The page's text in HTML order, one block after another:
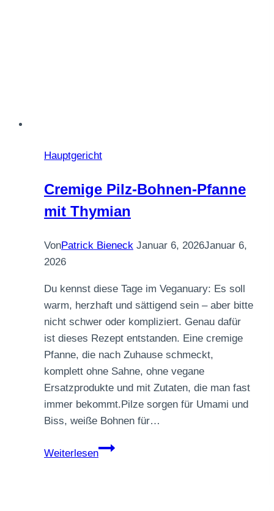
Hauptgericht
Cremige Pilz-Bohnen-Pfanne
mit Thymian
VonPatrick Bieneck Januar 6, 2026Januar 6,
2026
Du kennst diese Tage im Veganuary: Es soll
warm, herzhaft und sättigend sein – aber bitte
nicht schwer oder kompliziert. Genau dafür
ist dieses Rezept entstanden. Eine cremige
Pfanne, die nach Zuhause schmeckt,
komplett ohne Sahne, ohne vegane
Ersatzprodukte und mit Zutaten, die man fast
immer bekommt.Pilze sorgen für Umami und
Biss, weiße Bohnen für…
Weiterlesen
Cremige